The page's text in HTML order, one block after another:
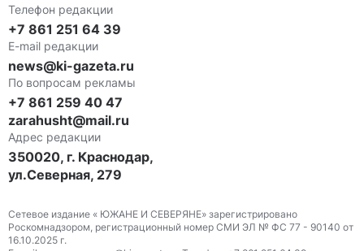
Телефон редакции
+7 861 251 64 39
E-mail редакции
news@ki-gazeta.ru
По вопросам рекламы
+7 861 259 40 47
zarahusht@mail.ru
Адрес редакции
350020, г. Краснодар,
ул.Северная, 279
Сетевое издание « ЮЖАНЕ И СЕВЕРЯНЕ» зарегистрировано
Роскомнадзором, регистрационный номер СМИ ЭЛ № ФС 77 - 90140 от
16.10.2025 г.